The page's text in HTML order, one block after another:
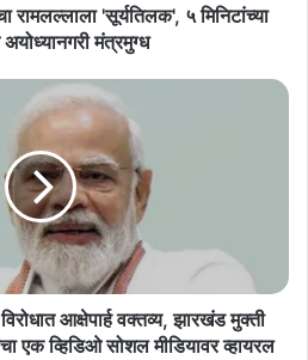
रामलल्लाला 'सूर्यतिलक', ५ मिनिटांच्या
मंत्रमुग्ध
आक्षेपार्ह वक्तव्य, झारखंड मुक्ती
एक व्हिडिओ सोशल मीडियावर व्हायरल